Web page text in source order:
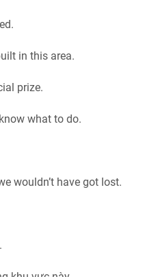
in this area.
prize.
what to do.
wouldn’t have got lost.